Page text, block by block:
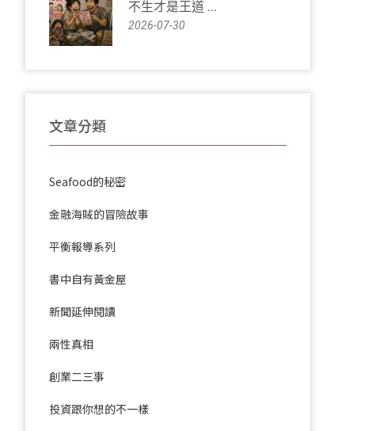
不生才是王道 ...
2026-07-30
文章分類
Seafood的秘密
金融海賊的冒險故事
平衡報導系列
書中自有黃金屋
新聞延伸閱讀
兩性真相
創業二三事
投資跟你想的不一樣